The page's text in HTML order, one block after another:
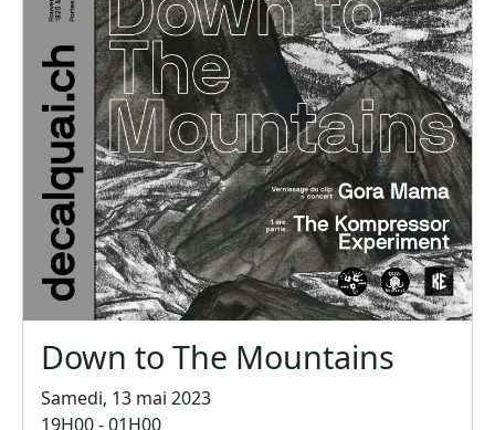
Down to The Mountains
Samedi, 13 mai 2023
19H00 - 01H00